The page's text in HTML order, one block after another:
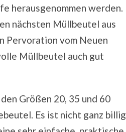
herausgenommen werden.
nächsten Müllbeutel aus
Pervoration vom Neuen
Müllbeutel auch gut
Größen 20, 35 und 60
Es ist nicht ganz billig